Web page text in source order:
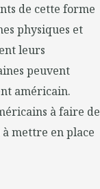
de cette forme
physiques et
leurs
peuvent
américain.
à faire de
mettre en place